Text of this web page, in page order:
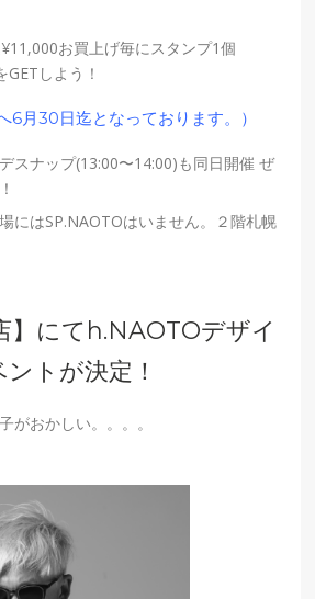
お買上げ毎にスタンプ1個
しよう！
6月30日迄となっております。）
スナップ(13:00〜14:00)も同日開催 ぜ
にはSP.NAOTOはいません。２階札幌
】にてh.NAOTOデザイ
トが決定！
がおかしい。。。。